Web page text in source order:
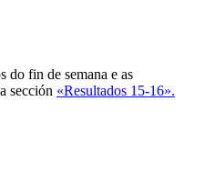
do fin de semana e as
sección «Resultados 15-16».